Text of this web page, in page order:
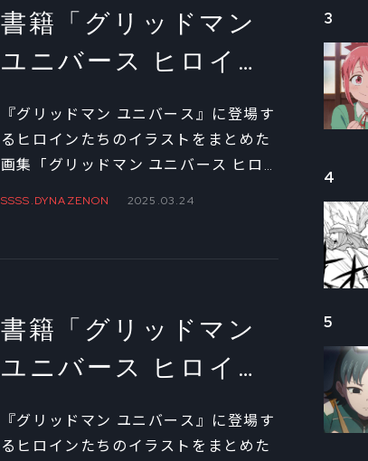
んだ理由を語ってもらった。 ※「ヒロ
インイラストアーカイブ」の予約は
ちら
書籍「グリッドマン
ユニバース ヒロイン
イラストアーカイ
ブ」発売決定記念 ヒ
ロインキャスト座談
会②
『グリッドマン ユニバース』に登場す
るヒロインたちのイラストをまとめた
画集「グリッドマン ユニバース ヒロ
キャスト座談会を全3回でお届けしよ
う。第2回は、イベントの舞台裏での
エピソードを語ってもらった。 ※「ヒ
こちら
SSSS.DYNAZENON 2025.03.24
書籍「グリッドマン
ユニバース ヒロイン
イラストアーカイ
ブ」発売決定記念 ヒ
『グリッドマン ユニバース』に登場す
るヒロインたちのイラストをまとめた
3
4
5